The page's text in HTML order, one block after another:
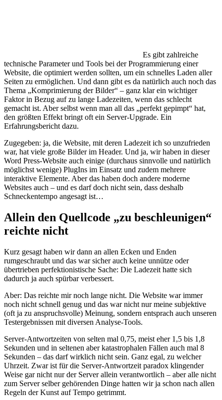
Es gibt zahlreiche
technische Parameter und Tools bei der Programmierung einer
Website, die optimiert werden sollten, um ein schnelles Laden aller
Seiten zu ermöglichen. Und dann gibt es da natürlich auch noch das
Thema „Komprimierung der Bilder“ – ganz klar ein wichtiger
Faktor in Bezug auf zu lange Ladezeiten, wenn das schlecht
gemacht ist. Aber selbst wenn man all das „perfekt gepimpt“ hat,
den größten Effekt bringt oft ein Server-Upgrade. Ein
Erfahrungsbericht dazu.
Zugegeben: ja, die Website, mit deren Ladezeit ich so unzufrieden
war, hat viele große Bilder im Header. Und ja, wir haben in dieser
Word Press-Website auch einige (durchaus sinnvolle und natürlich
möglichst wenige) PlugIns im Einsatz und zudem mehrere
interaktive Elemente. Aber das haben doch andere moderne
Websites auch – und es darf doch nicht sein, dass deshalb
Schneckentempo angesagt ist…
Allein den Quellcode „zu beschleunigen“
reichte nicht
Kurz gesagt haben wir dann an allen Ecken und Enden
rumgeschraubt und das war sicher auch keine unnütze oder
übertrieben perfektionistische Sache: Die Ladezeit hatte sich
dadurch ja auch spürbar verbessert.
Aber: Das reichte mir noch lange nicht. Die Website war immer
noch nicht schnell genug und das war nicht nur meine subjektive
(oft ja zu anspruchsvolle) Meinung, sondern entsprach auch unseren
Testergebnissen mit diversen Analyse-Tools.
Server-Antwortzeiten von selten mal 0,75, meist eher 1,5 bis 1,8
Sekunden und in seltenen aber katastrophalen Fällen auch mal 8
Sekunden – das darf wirklich nicht sein. Ganz egal, zu welcher
Uhrzeit. Zwar ist für die Server-Antwortzeit paradox klingender
Weise gar nicht nur der Server allein verantwortlich – aber alle nicht
zum Server selber gehörenden Dinge hatten wir ja schon nach allen
Regeln der Kunst auf Tempo getrimmt.